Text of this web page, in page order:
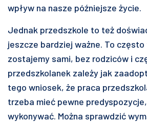
wpływ na nasze późniejsze życie.
Jednak przedszkole to też
jeszcze bardziej ważne. To
zostajemy sami, bez rodziców i
przedszkolanek zależy jak
tego wniosek, że praca
trzeba mieć pewne
wykonywać. Można sprawdzić